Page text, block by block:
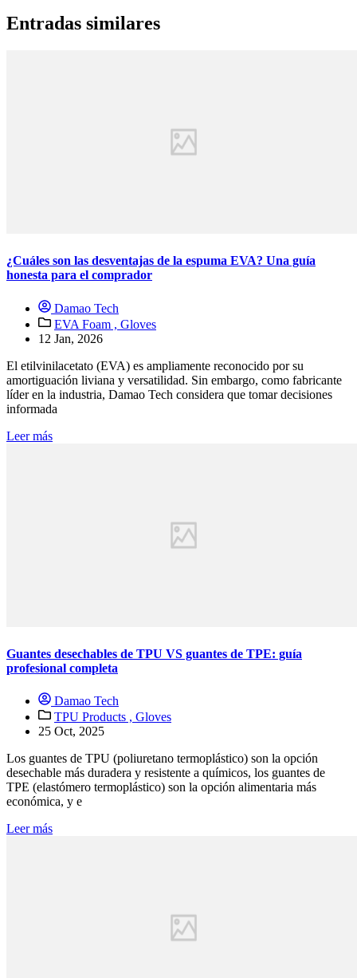
Entradas similares
¿Cuáles son las desventajas de la espuma EVA? Una guía
honesta para el comprador
Damao Tech
EVA Foam , Gloves
12 Jan, 2026
El etilvinilacetato (EVA) es ampliamente reconocido por su
amortiguación liviana y versatilidad. Sin embargo, como fabricante
líder en la industria, Damao Tech considera que tomar decisiones
informada
Leer más
Guantes desechables de TPU VS guantes de TPE: guía
profesional completa
Damao Tech
TPU Products , Gloves
25 Oct, 2025
Los guantes de TPU (poliuretano termoplástico) son la opción
desechable más duradera y resistente a químicos, los guantes de
TPE (elastómero termoplástico) son la opción alimentaria más
económica, y e
Leer más